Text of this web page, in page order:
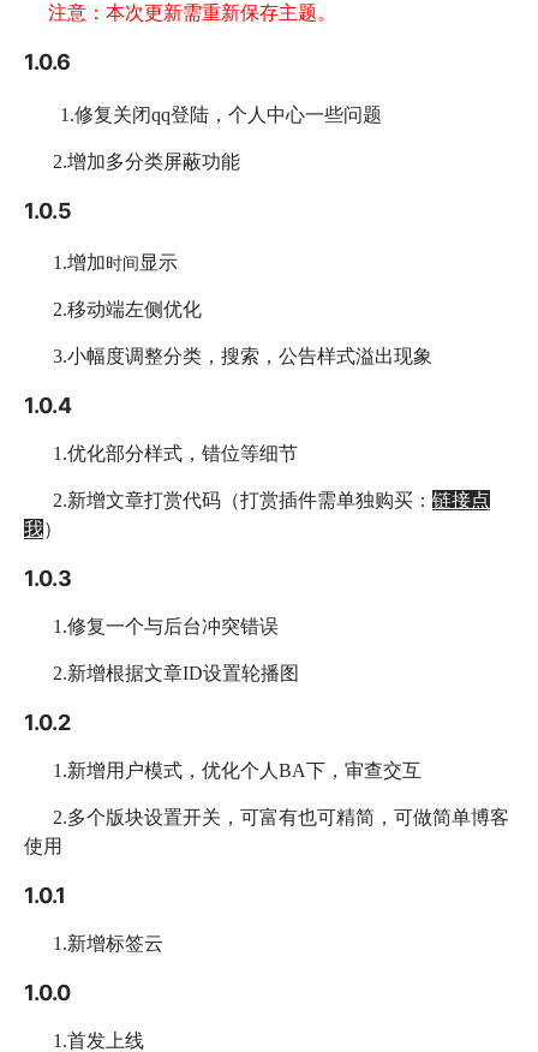
注意：本次更新需重新保存主题。
1.0.6
1.修复关闭qq登陆，个人中心一些问题
2.增加多分类屏蔽功能
1.0.5
1.增加时间显示
2.移动端左侧优化
3.小幅度调整分类，搜索，公告样式溢出现象
1.0.4
1.优化部分样式，错位等细节
2.新增文章打赏代码（打赏插件需单独购买： 链接点
我）
1.0.3
1.修复一个与后台冲突错误
2.新增根据文章ID设置轮播图
1.0.2
1.新增用户模式，优化个人BA下，审查交互
2.多个版块设置开关，可富有也可精简，可做简单博客
使用
1.0.1
1.新增标签云
1.0.0
1.首发上线